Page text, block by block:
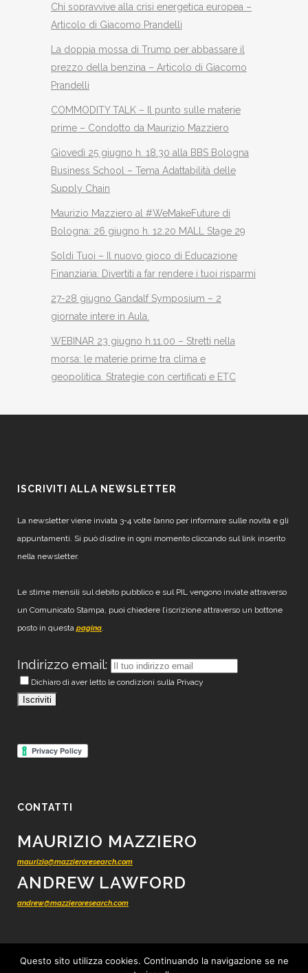
Chi sopravvive alla crisi energetica europea –
Articolo di Giacomo Prandelli
La doppia mossa di Trump per abbassare il
prezzo della benzina – Articolo di Giacomo
Prandelli
COMMODITY TALK – Il punto sulle materie
prime – Condotto da Maurizio Mazziero
Giovedì 25 giugno h. 18.30 alla BBS Bologna
Business School – Tema Adattabilità delle
Supply Chain
Maurizio Mazziero al #WeMakeFuture di
Bologna: 26 giugno h. 12.20 MALL Stage 29
Soldi Tuoi – Il nuovo gioco di Educazione
Finanziaria: Divertiti a far rendere i tuoi risparmi
27-28 giugno Gandalf Symposium – 2
giornate intere in Aula.
WEBINAR 23 giugno h.11.00 – Stretti nella
morsa: le materie prime tra clima e
geopolitica. Strategie con certificati e ETC
ISCRIVITI ALLA NEWSLETTER
La newsletter viene inviata 3-4 volte l’anno per informare sulle novità e gli
appuntamenti. Si può disdire in ogni momento cliccando sul link inserito
nella newsletter.
Le stime mensili sul debito pubblico e sul PIL vengono inviate attraverso
un Comunicato Stampa, puoi chiedere l’iscrizione attraverso un bottone
posto in questa pagina.
Indirizzo email:
Dichiaro di aver letto le condizioni sulla Privacy
CONTATTI
MAURIZIO MAZZIERO
maurizio@mazzieroresearch.com
ANDREW LAWFORD
andrew@mazzieroresearch.com
Questo sito utilizza cookies. Continuando la navigazione se ne